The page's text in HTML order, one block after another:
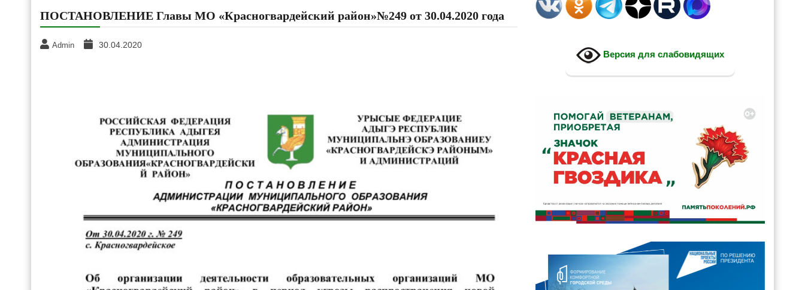
ПОСТАНОВЛЕНИЕ Главы МО «Красногвардейский район»№249 от 30.04.2020 года
Admin 30.04.2020
Версия для слабовидящих